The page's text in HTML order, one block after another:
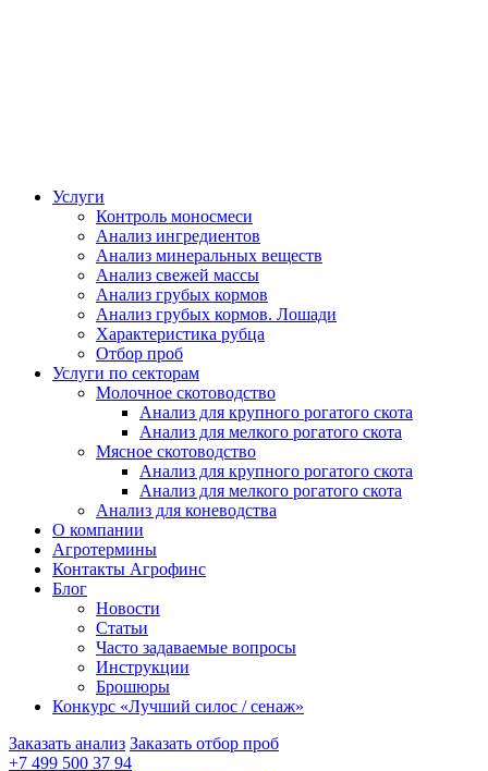
Услуги
Контроль моносмеси
Анализ ингредиентов
Анализ минеральных веществ
Анализ свежей массы
Анализ грубых кормов
Анализ грубых кормов. Лошади
Характеристика рубца
Отбор проб
Услуги по секторам
Молочное скотоводство
Анализ для крупного рогатого скота
Анализ для мелкого рогатого скота
Мясное скотоводство
Анализ для крупного рогатого скота
Анализ для мелкого рогатого скота
Анализ для коневодства
О компании
Агротермины
Контакты Агрофинс
Блог
Новости
Статьи
Часто задаваемые вопросы
Инструкции
Брошюры
Конкурс «Лучший силос / сенаж»
Заказать анализ Заказать отбор проб
+7 499 500 37 94